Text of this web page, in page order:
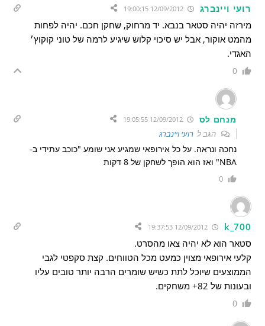
רועי ויינברג
מירזה יהיה סטאר בנבא. יד מרחוק, שחקן חכם. יהיה לפחות
מהמט אוקור, אבל יש סיכוי קלוש שיגיע לרמה של טוני קוקוץ׳
האגדי.
0
מנחם לס 12/09/2012 19:05:55
הגב לרועי ויינברג
נחכה ונראה. על כל אירופאי שמגיע אני שומע "כוכב עתידי ב-
NBA" ואז הוא הופך לשחקן של 8 דקות
0
k_700
סטאר הוא לא יהיה צאו מהסרט.
קלעי אירופאי מצוין כמעט מכל הטווחים. קצת סקפטי לגבי
הממוצעים שיוכל לתת כשיש שומרים הרבה יותר טובים עליו
ובעונות של 82+ משחקים.
0